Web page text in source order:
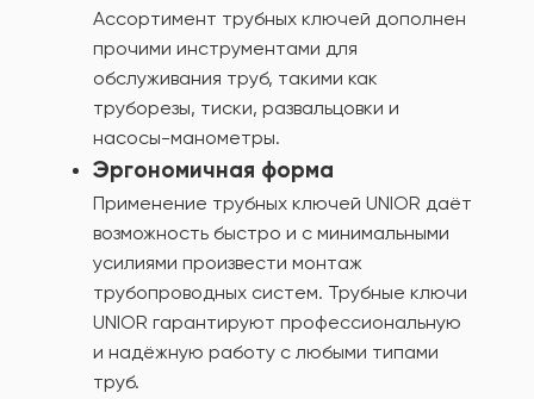
Ассортимент трубных ключей дополнен
прочими инструментами для
обслуживания труб, такими как
труборезы, тиски, развальцовки и
насосы-манометры.
Эргономичная форма
Применение трубных ключей UNIOR даёт
возможность быстро и с минимальными
усилиями произвести монтаж
трубопроводных систем. Трубные ключи
UNIOR гарантируют профессиональную
и надёжную работу с любыми типами
труб.